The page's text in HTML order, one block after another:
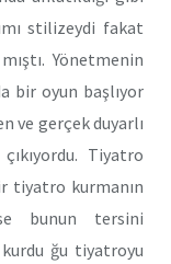
stilizeydi fakat
Yönetmenin
bir oyun başlıyor
ve gerçek duyarlı
Tiyatro
tiyatro kurmanın
bunun tersini
kurdu ğu tiyatroyu